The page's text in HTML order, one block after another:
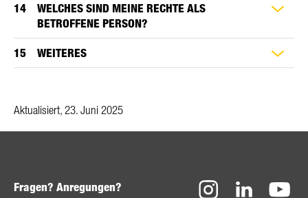
WELCHES SIND MEINE RECHTE ALS
BETROFFENE PERSON?
WEITERES
Aktualisiert, 23. Juni 2025
Fragen? Anregungen?